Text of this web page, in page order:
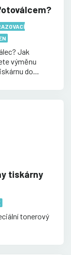
Jak
výměnu
do...
tiskárny
tonerový